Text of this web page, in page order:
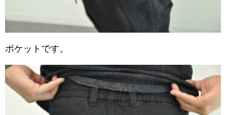
ポケットです。